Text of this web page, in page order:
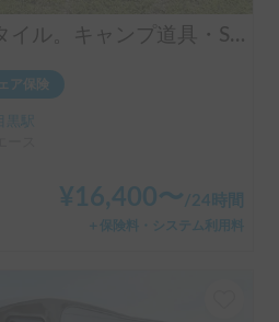
オーバーランドスタイル。キャンプ道具・SUPボードなどレンタル有り
ア保険
駅
¥ 16,400〜/24時間
＋保険料・システム利用料